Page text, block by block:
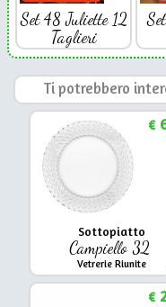
Set 48 Juliette 12
Taglieri
Ti potrebbero
Sottopiatto
Campiello 32
Vetrerie Riunite
€
€